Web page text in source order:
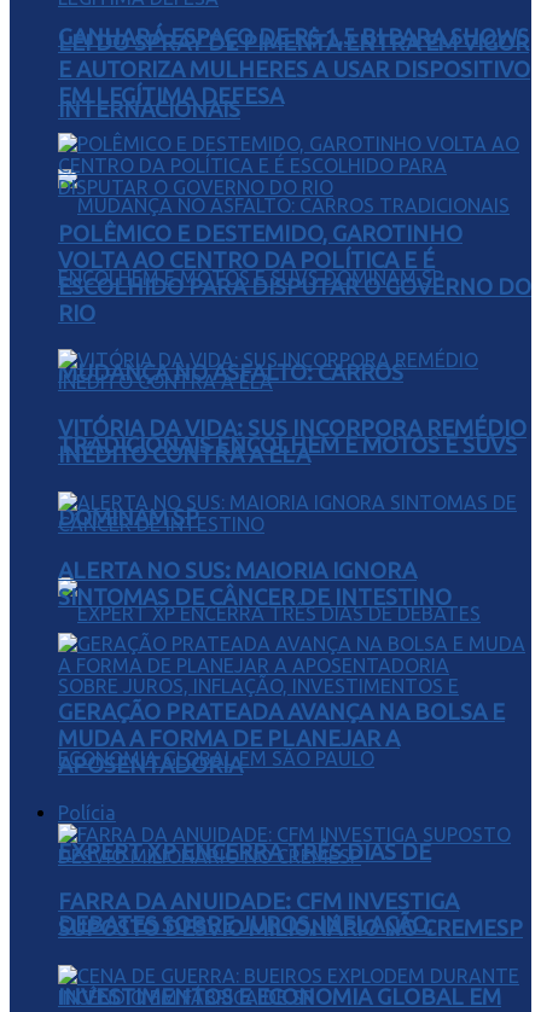
GANHARÁ ESPAÇO DE R$ 1,5 BI PARA SHOWS
INTERNACIONAIS
MUDANÇA NO ASFALTO: CARROS
TRADICIONAIS ENCOLHEM E MOTOS E SUVS
DOMINAM SP
EXPERT XP ENCERRA TRÊS DIAS DE
DEBATES SOBRE JUROS, INFLAÇÃO,
INVESTIMENTOS E ECONOMIA GLOBAL EM
LEI DO SPRAY DE PIMENTA ENTRA EM VIGOR
E AUTORIZA MULHERES A USAR DISPOSITIVO
EM LEGÍTIMA DEFESA
POLÊMICO E DESTEMIDO, GAROTINHO
VOLTA AO CENTRO DA POLÍTICA E É
ESCOLHIDO PARA DISPUTAR O GOVERNO DO
RIO
VITÓRIA DA VIDA: SUS INCORPORA REMÉDIO
INÉDITO CONTRA A ELA
ALERTA NO SUS: MAIORIA IGNORA
SINTOMAS DE CÂNCER DE INTESTINO
GERAÇÃO PRATEADA AVANÇA NA BOLSA E
MUDA A FORMA DE PLANEJAR A
APOSENTADORIA
Polícia
FARRA DA ANUIDADE: CFM INVESTIGA
SUPOSTO DESVIO MILIONÁRIO NO CREMESP